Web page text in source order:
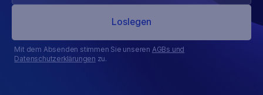
Mit dem Absenden stimmen Sie unseren AGBs und
Datenschutzerklärungen zu.